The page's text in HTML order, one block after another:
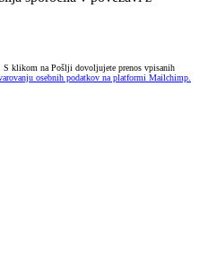
klikom na Pošlji dovoljujete prenos vpisanih
osebnih podatkov na platformi Mailchimp.